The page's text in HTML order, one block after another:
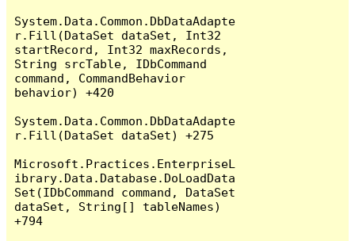
System.Data.Common.DbDataAdapte
r.Fill(DataSet dataSet, Int32
startRecord, Int32 maxRecords,
String srcTable, IDbCommand
command, CommandBehavior
behavior) +420
System.Data.Common.DbDataAdapte
r.Fill(DataSet dataSet) +275
Microsoft.Practices.EnterpriseL
ibrary.Data.Database.DoLoadData
Set(IDbCommand command, DataSet
dataSet, String[] tableNames)
+794